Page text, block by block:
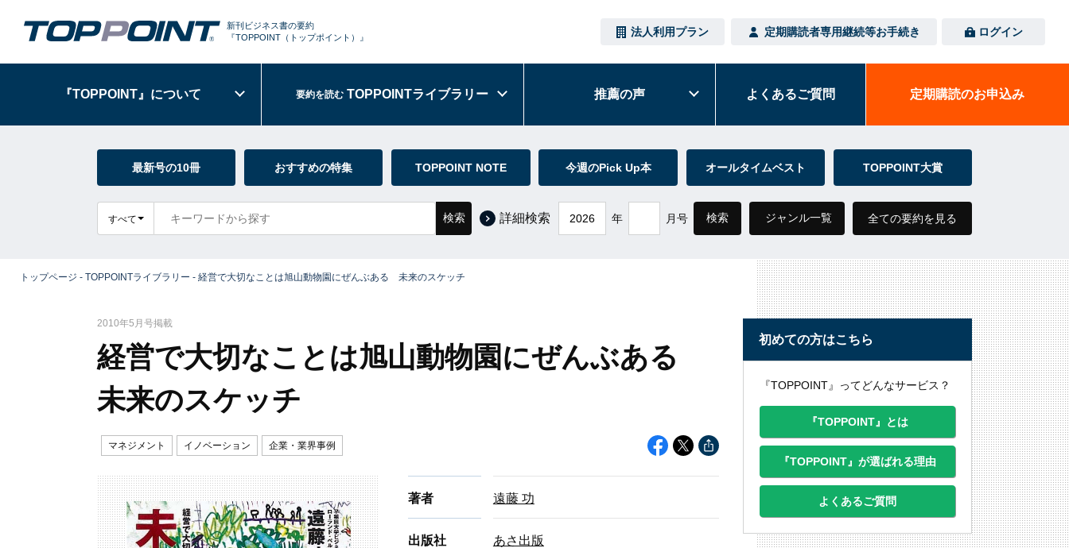
新刊ビジネス書の要約
『TOPPOINT （トップポイント）』 法人利用プラン 定期購読者専用継続等お手続き ログイン
『TOPPOINT』 について 要約を読む TOPPOINTライブラリー 推薦の声 よくあるご質問 定期購読のお申込み
最新号の10冊 おすすめの特集 TOPPOINT NOTE 今週のPick Up本 オールタイムベスト TOPPOINT大賞
すべて 検索 詳細検索 年 月号 検索 ジャンル一覧 全ての要約を見る
トップページ - TOPPOINTライブラリー - 経営で大切なことは旭山動物園にぜんぶある 未来のスケッチ
2010年5月号掲載
経営で大切なことは旭山動物園にぜんぶある
未来のスケッチ
マネジメント イノベーション 企業・業界事例
著者 遠藤 功
出版社 あさ出版
初めての方はこちら
『TOPPOINT』ってどんなサービス？
『TOPPOINT』とは
『TOPPOINT』が選ばれる理由
よくあるご質問